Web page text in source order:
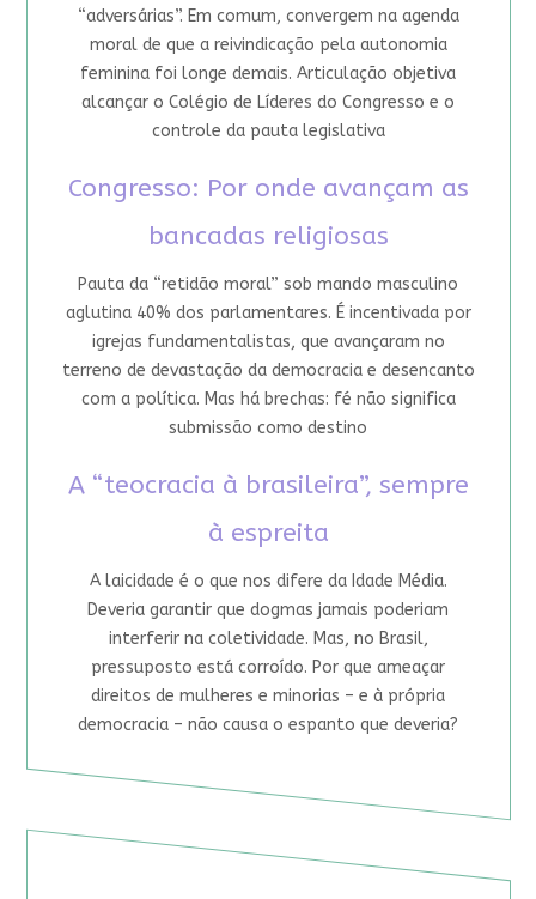
“adversárias”. Em comum, convergem na agenda
moral de que a reivindicação pela autonomia
feminina foi longe demais. Articulação objetiva
alcançar o Colégio de Líderes do Congresso e o
controle da pauta legislativa
Congresso: Por onde avançam as
bancadas religiosas
Pauta da “retidão moral” sob mando masculino
aglutina 40% dos parlamentares. É incentivada por
igrejas fundamentalistas, que avançaram no
terreno de devastação da democracia e desencanto
com a política. Mas há brechas: fé não significa
submissão como destino
A “teocracia à brasileira”, sempre
à espreita
A laicidade é o que nos difere da Idade Média.
Deveria garantir que dogmas jamais poderiam
interferir na coletividade. Mas, no Brasil,
pressuposto está corroído. Por que ameaçar
direitos de mulheres e minorias – e à própria
democracia – não causa o espanto que deveria?